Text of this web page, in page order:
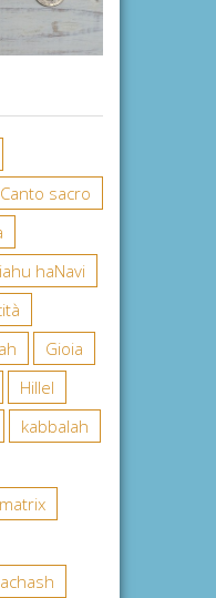
Canto sacro
haNavi
Gioia
Hillel
kabbalah
matrix